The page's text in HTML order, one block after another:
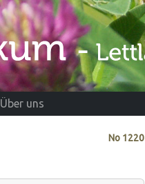
Über uns
No 1220